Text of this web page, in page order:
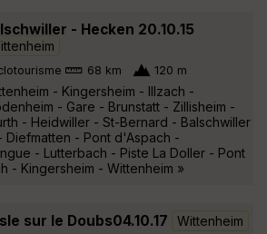
- Hecken 20.10.15
68 km 120 m
- Kingersheim - Illzach -
- Gare - Brunstatt - Zillisheim -
- Heidwiller - St-Bernard - Balschwiller
- Pont d'Aspach -
- Lutterbach - Piste La Doller - Pont
- Kingersheim - Wittenheim »
sur le Doubs04.10.17 Wittenheim